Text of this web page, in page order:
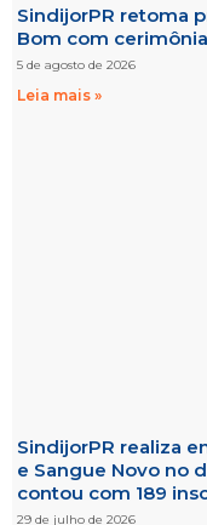
SindijorPR retoma
Bom com
5 de agosto de 2026
Leia mais »
SindijorPR realiza
e Sangue Novo no
contou com 189
29 de julho de 2026